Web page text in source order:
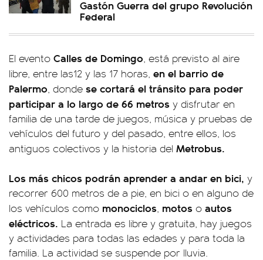
Gastón Guerra del grupo Revolución
Federal
El evento Calles de Domingo, está previsto al aire
libre, entre las12 y las 17 horas, en el barrio de
Palermo, donde se cortará el tránsito para poder
participar a lo largo de 66 metros y disfrutar en
familia de una tarde de juegos, música y pruebas de
vehículos del futuro y del pasado, entre ellos, los
antiguos colectivos y la historia del Metrobus.
Los más chicos podrán aprender a andar en bici, y
recorrer 600 metros de a pie, en bici o en alguno de
los vehículos como monociclos, motos o autos
eléctricos. La entrada es libre y gratuita, hay juegos
y actividades para todas las edades y para toda la
familia. La actividad se suspende por lluvia.